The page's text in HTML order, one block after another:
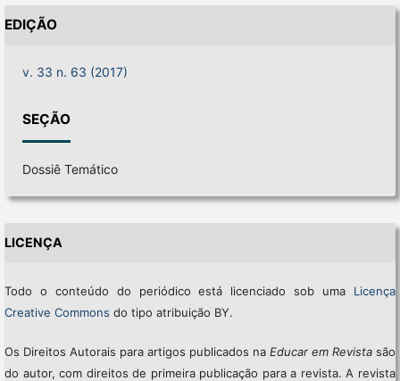
EDIÇÃO
v. 33 n. 63 (2017)
SEÇÃO
Dossiê Temático
LICENÇA
Todo o conteúdo do periódico está licenciado sob uma Licença
Creative Commons do tipo atribuição BY.
Os Direitos Autorais para artigos publicados naEducar em Revista são
do autor, com direitos de primeira publicação para a revista. A revista